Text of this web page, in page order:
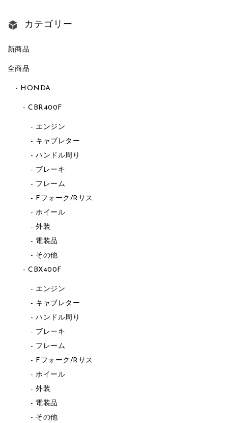
カテゴリー
新商品
全商品
HONDA
CBR400F
エンジン
キャブレター
ハンドル周り
ブレーキ
フレーム
Fフォーク/Rサス
ホイール
外装
電装品
その他
CBX400F
エンジン
キャブレター
ハンドル周り
ブレーキ
フレーム
Fフォーク/Rサス
ホイール
外装
電装品
その他